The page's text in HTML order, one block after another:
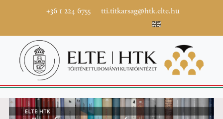
+36 1 224 6755 tti.titkarsag@htk.elte.hu